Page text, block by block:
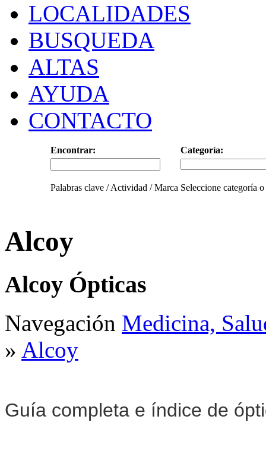
LOCALIDADES
BUSQUEDA
ALTAS
AYUDA
CONTACTO
Encontrar: Categoría:
Palabras clave / Actividad / Marca Seleccione categoría
Alcoy
Alcoy Ópticas
Navegación Medicina,
» Alcoy
Guía completa e índice de